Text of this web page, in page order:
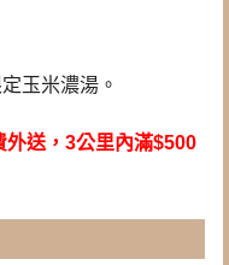
玉米濃湯。
送，3公里內滿$500